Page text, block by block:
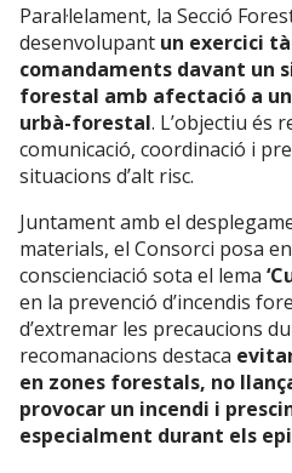
Paral·lelament, la Secció
desenvolupant un exercici
comandaments davant un
forestal amb afectació a
urbà-forestal. L’objectiu és
comunicació, coordinació i
situacions d’alt risc.
Juntament amb el
materials, el Consorci posa
conscienciació sota el lema
en la prevenció d’incendis
d’extremar les precaucions
recomanacions destaca
en zones forestals, no
provocar un incendi i
especialment durant els